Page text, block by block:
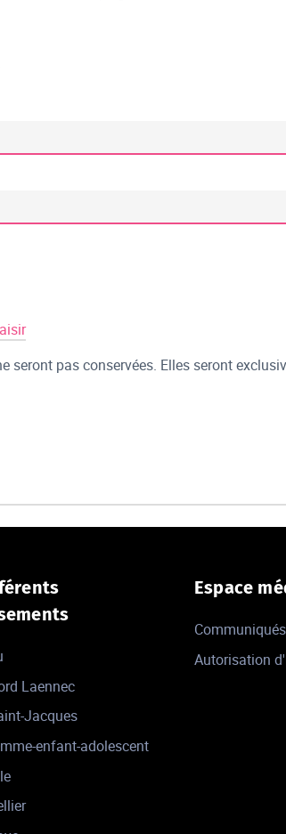
seront pas conservées. Elles seront
Laennec
Jacques
enfant-adolescent
Espace
Autorisation